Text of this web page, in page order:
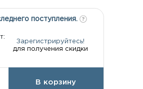
поступления.
Зарегистрируйтесь!
для получения скидки
В корзину